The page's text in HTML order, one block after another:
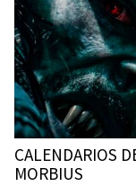
CALENDARIOS
MORBIUS